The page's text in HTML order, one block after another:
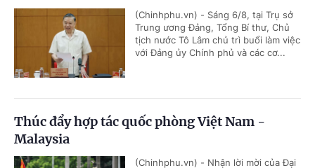
(Chinhphu.vn) - Sáng 6/8, tại Trụ sở
Trung ương Đảng, Tổng Bí thư, Chủ
tịch nước Tô Lâm chủ trì buổi làm việc
với Đảng ủy Chính phủ và các cơ...
Thúc đẩy hợp tác quốc phòng Việt Nam -
Malaysia
(Chinhphu.vn) - Nhận lời mời của Đại